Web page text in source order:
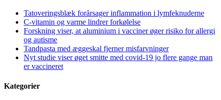
Tatoveringsblæk forårsager inflammation i lymfeknuderne
C-vitamin og varme lindrer forkølelse
Forskning viser, at aluminium i vacciner øger risiko for allergi
og autisme
Tandpasta med æggeskal fjerner misfarvninger
Nyt studie viser øget smitte med covid-19 jo flere gange man
er vaccineret
Kategorier